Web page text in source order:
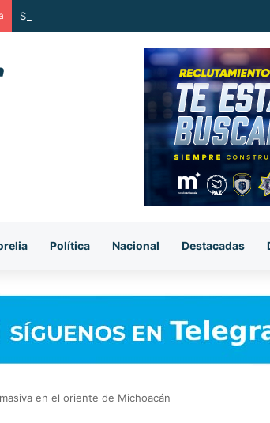
Se registra choque entre auto y camioneta en el
Política Nacional Destacadas
en el oriente de Michoacán